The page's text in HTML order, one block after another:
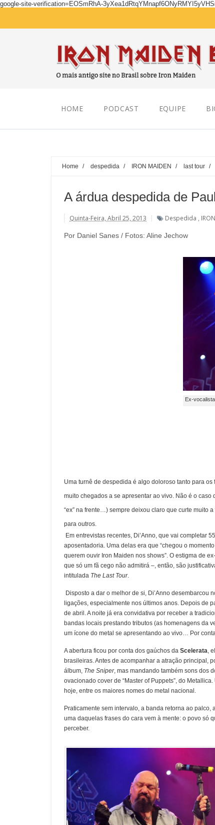
google-site-verification=EOSmRhA-
HOME PODCAST EQUIPE
Home / despedida / IRON MAIDEN / last tour /
A árdua despedida de
Quinta-Feira, Abril 25, 2013 Despedida ,
Por Daniel Sanes / Fotos: Aline Jechow
Ex-
Uma turnê de despedida é algo doloroso tanto para
muito chegados a se apresentar ao vivo. Não é o caso
“ex” na frente…) sempre deixou claro que curte muito
para outros.
Em entrevistas recentes, Di’Anno, que vai completar
aposentadoria. Uma delas era que “chegou o
querem ouvir Iron Maiden nos shows”. O estigma de
que só um fã cego não admitirá –, então, são
intitulada The Last Tour.
Disposto a dar o melhor de si, Di’Anno
ligações, especialmente nos últimos anos. Depois de
de abril. A noite já era convidativa por receber a
bandas locais prestando tributos (as homenagens da
um ícone do metal se apresentando ao vivo… Por
A abertura ficou por conta dos gaúchos da Scelerata,
brasileiras. Antes de acompanhar a atração principal,
álbum, The Sniper, mas mandando também sons dos
ovacionado cover de “Master of Puppets”, do
hoje, entre os maiores nomes do metal nacional.
Praticamente sem intervalo, a banda retorna ao palco,
uma daquelas frases do cara vem à mente: o povo só
perceber.